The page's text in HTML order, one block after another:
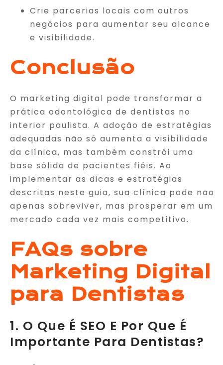
Crie parcerias locais com outros
negócios para aumentar seu alcance
e visibilidade.
Conclusão
O marketing digital pode transformar a
prática odontológica de dentistas no
interior paulista. A adoção de estratégias
adequadas não só aumenta a visibilidade
da clínica, mas também constrói uma
base sólida de pacientes fiéis. Ao
implementar as dicas e estratégias
descritas neste guia, sua clínica pode não
apenas sobreviver, mas prosperar em um
mercado cada vez mais competitivo.
FAQs sobre
Marketing Digital
para Dentistas
1. O Que É SEO E Por Que É
Importante Para Dentistas?